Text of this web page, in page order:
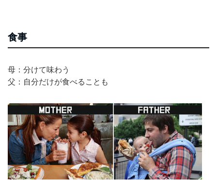
食事
母：分けて味わう
父：自分だけが食べることも